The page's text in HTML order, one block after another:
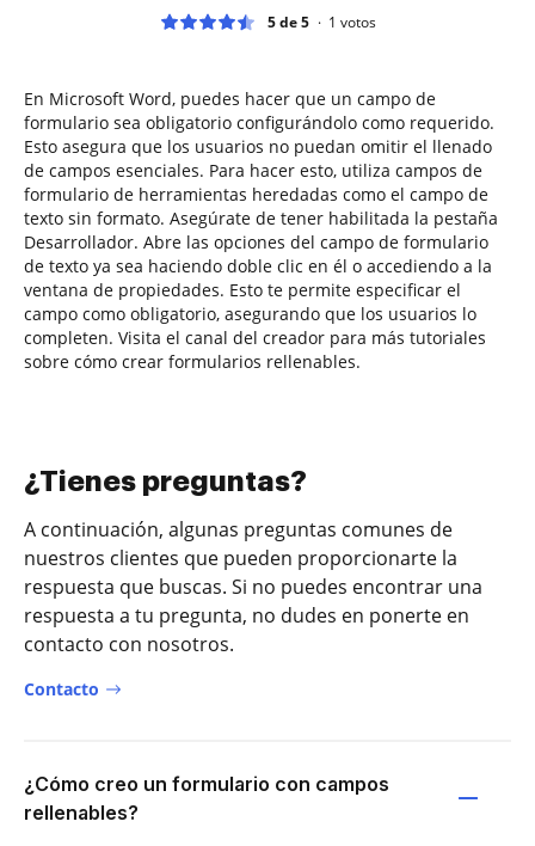
5 de 5 1 votos
En Microsoft Word, puedes hacer que un campo de
formulario sea obligatorio configurándolo como requerido.
Esto asegura que los usuarios no puedan omitir el llenado
de campos esenciales. Para hacer esto, utiliza campos de
formulario de herramientas heredadas como el campo de
texto sin formato. Asegúrate de tener habilitada la pestaña
Desarrollador. Abre las opciones del campo de formulario
de texto ya sea haciendo doble clic en él o accediendo a la
ventana de propiedades. Esto te permite especificar el
campo como obligatorio, asegurando que los usuarios lo
completen. Visita el canal del creador para más tutoriales
sobre cómo crear formularios rellenables.
¿Tienes preguntas?
A continuación, algunas preguntas comunes de
nuestros clientes que pueden proporcionarte la
respuesta que buscas. Si no puedes encontrar una
respuesta a tu pregunta, no dudes en ponerte en
contacto con nosotros.
Contacto
¿Cómo creo un formulario con campos
rellenables?